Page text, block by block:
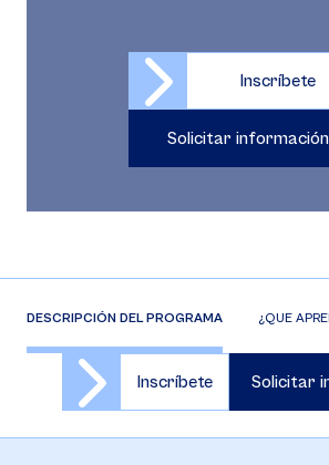
Inscríbete
Solicitar información
DESCRIPCIÓN DEL PROGRAMA ¿QUE
Inscríbete Solicitar